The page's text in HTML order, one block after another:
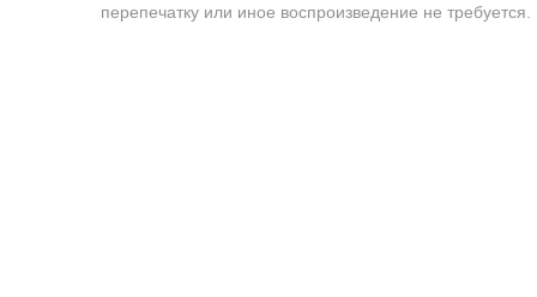
перепечатку или иное воспроизведение не требуется.